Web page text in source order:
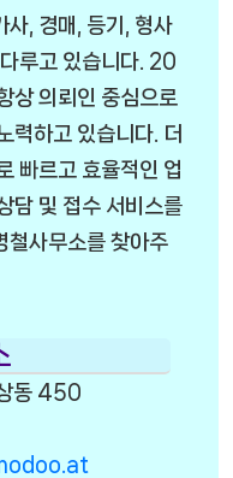
사, 경매, 등기, 형사
루고 있습니다. 20
상 의뢰인 중심으로
력하고 있습니다. 더
빠르고 효율적인 업
담 및 접수 서비스를
철사무소를 찾아주
동 450